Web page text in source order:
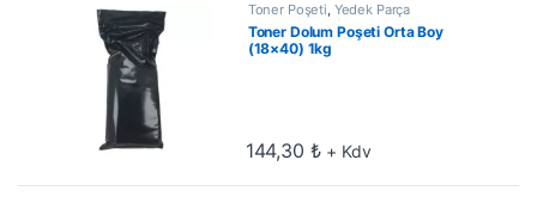
Toner Poşeti, Yedek Parça
Toner Dolum Poşeti Orta Boy
(18×40) 1kg
144,30 ₺ + Kdv